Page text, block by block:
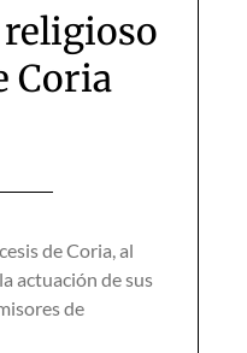
Coria
de Coria, al
actuación de sus
de